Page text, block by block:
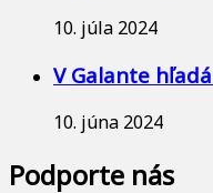
10. júla 2024
V Galante
10. júna 2024
Podporte nás